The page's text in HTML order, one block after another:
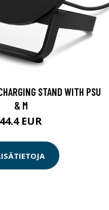
STAND WITH PSU
& M
44.4 EUR